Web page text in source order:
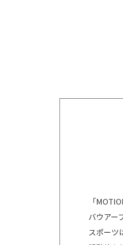
「
バウアー
スポーツ